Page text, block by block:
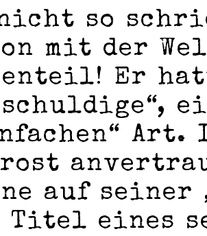
so
mit der
Er
Art.
auf seiner
Titel eines